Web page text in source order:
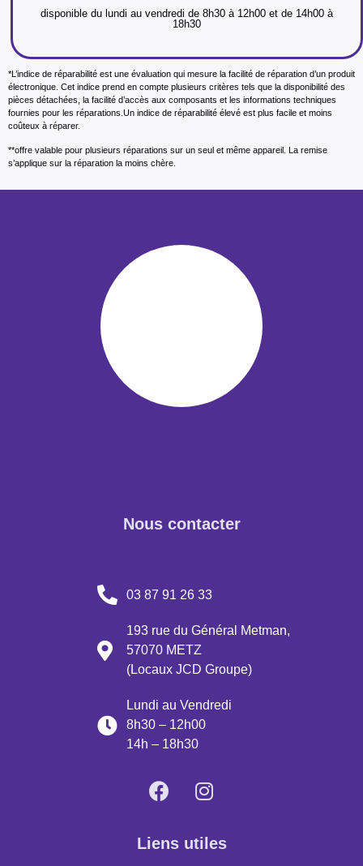
disponible du lundi au vendredi de 8h30 à 12h00 et de 14h00 à
18h30
*L’indice de réparabilité est une évaluation qui mesure la facilité de réparation d’un produit
électronique. Cet indice prend en compte plusieurs critères tels que la disponibilité des
pièces détachées, la facilité d’accès aux composants et les informations techniques
fournies pour les réparations.Un indice de réparabilité élevé est plus facile et moins
coûteux à réparer.
**offre valable pour plusieurs réparations sur un seul et même appareil. La remise
s’applique sur la réparation la moins chère.
Nous contacter
03 87 91 26 33
193 rue du Général Metman,
57070 METZ
(Locaux JCD Groupe)
Lundi au Vendredi
8h30 – 12h00
14h – 18h30
Liens utiles